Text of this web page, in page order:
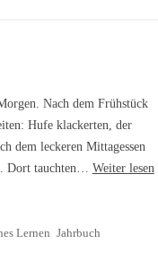
Nach dem Frühstück
Hufe klackerten, der
dem leckeren Mittagessen
Dort tauchten… Weiter lesen
Lernen Jahrbuch